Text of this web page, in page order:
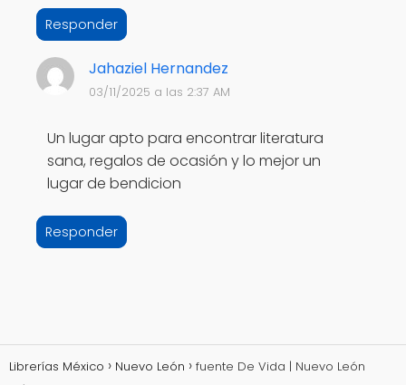
Responder
Jahaziel Hernandez
03/11/2025 a las 2:37 AM
Un lugar apto para encontrar literatura
sana, regalos de ocasión y lo mejor un
lugar de bendicion
Responder
Librerías México Nuevo León
fuente De Vida | Nuevo León